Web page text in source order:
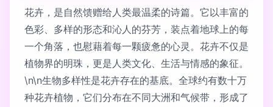
花卉，是自然馈赠给人类最温柔的诗篇。它以丰富的
色彩、多样的形态和沁人的芬芳，装点着地球上的每
一个角落，也慰藉着每一颗疲惫的心灵。花卉不仅是
植物界的明珠，更是人类文化、生活与情感的象征。
\n\n生物多样性是花卉存在的基底。全球约有数十万
种花卉植物，它们分布在不同大洲和气候带，形成了